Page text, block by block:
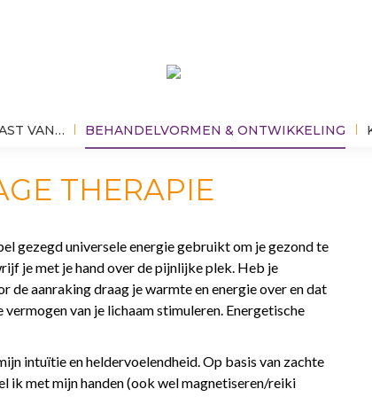
VAN… BEHANDELVORMEN & ONTWIKKELING
THERAPIE
gezegd universele energie gebruikt om je gezond te
je met je hand over de pijnlijke plek. Heb je
de aanraking draag je warmte en energie over en dat
van je lichaam stimuleren. Energetische
intuïtie en heldervoelendheid. Op basis van zachte
ik met mijn handen (ook wel magnetiseren/reiki